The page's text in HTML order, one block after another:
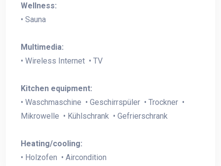
Wellness:
• Sauna
Multimedia:
• Wireless Internet • TV
Kitchen equipment:
• Waschmaschine • Geschirrspüler • Trockner •
Mikrowelle • Kühlschrank • Gefrierschrank
Heating/cooling:
• Holzofen • Aircondition